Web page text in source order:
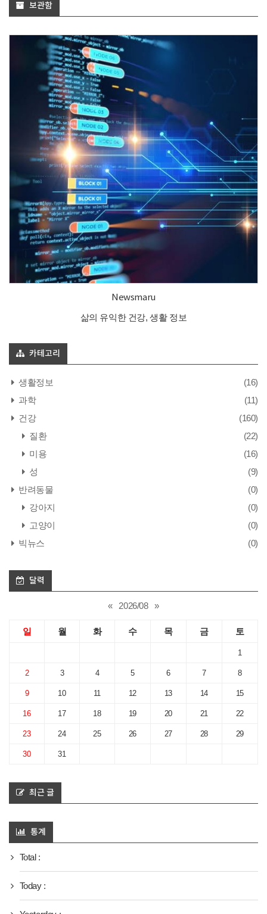
보관함
Newsmaru
삶의 유익한 건강, 생활 정보
카테고리
생활정보
(16)
과학
(11)
건강
(160)
질환
(22)
미용
(16)
성
(9)
반려동물
(0)
강아지
(0)
고양이
(0)
빅뉴스
(0)
달력
« 2026/08 »
일 월 화 수 목 금 토
1
2 3 4 5 6 7 8
9 10 11 12 13 14 15
16 17 18 19 20 21 22
23 24 25 26 27 28 29
30 31
최근 글
통계
Total :
Today :